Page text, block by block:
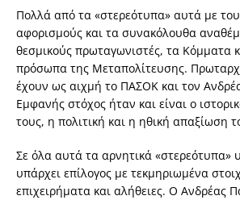
Πολλά από τα «στερεότυπα» αυτά με
αφορισμούς και τα συνακόλουθα
θεσμικούς πρωταγωνιστές, τα Κόμματα
πρόσωπα της Μεταπολίτευσης.
έχουν ως αιχμή το ΠΑΣΟΚ και τον
Εμφανής στόχος ήταν και είναι ο
τους, η πολιτική και η ηθική απαξίωση
Σε όλα αυτά τα αρνητικά «στερεότυπα»
υπάρχει επίλογος με τεκμηριωμένα
επιχειρήματα και αλήθειες. Ο Ανδρέας